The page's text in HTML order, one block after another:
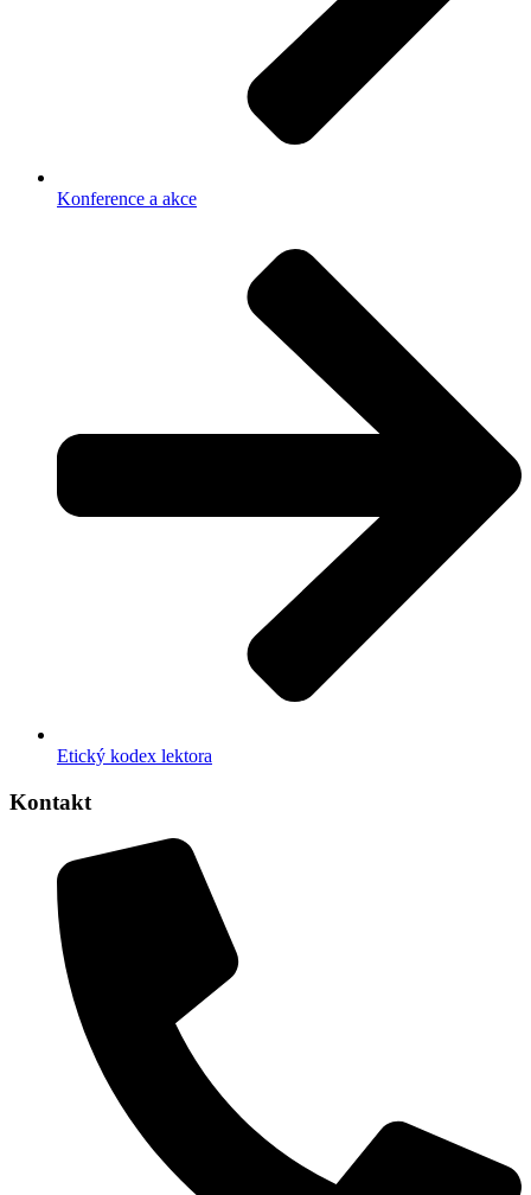
Konference a akce
Etický kodex lektora
Kontakt